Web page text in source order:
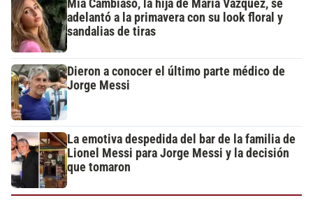
Mía Cambiaso, la hija de María Vázquez, se
adelantó a la primavera con su look floral y
sandalias de tiras
Dieron a conocer el último parte médico de
Jorge Messi
La emotiva despedida del bar de la familia de
Lionel Messi para Jorge Messi y la decisión
que tomaron